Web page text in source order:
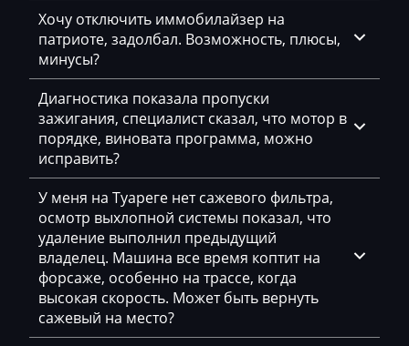
Farmtrac
FAW
Fendt
Fiat
Ford
Foton
Freightliner
Furukawa
GAC
Geely
Хочу отключить иммобилайзер на
патриоте, задолбал. Возможность, плюсы,
минусы?
Диагностика показала пропуски
зажигания, специалист сказал, что мотор в
порядке, виновата программа, можно
исправить?
У меня на Туареге нет сажевого фильтра,
осмотр выхлопной системы показал, что
удаление выполнил предыдущий
владелец. Машина все время коптит на
форсаже, особенно на трассе, когда
высокая скорость. Может быть вернуть
сажевый на место?